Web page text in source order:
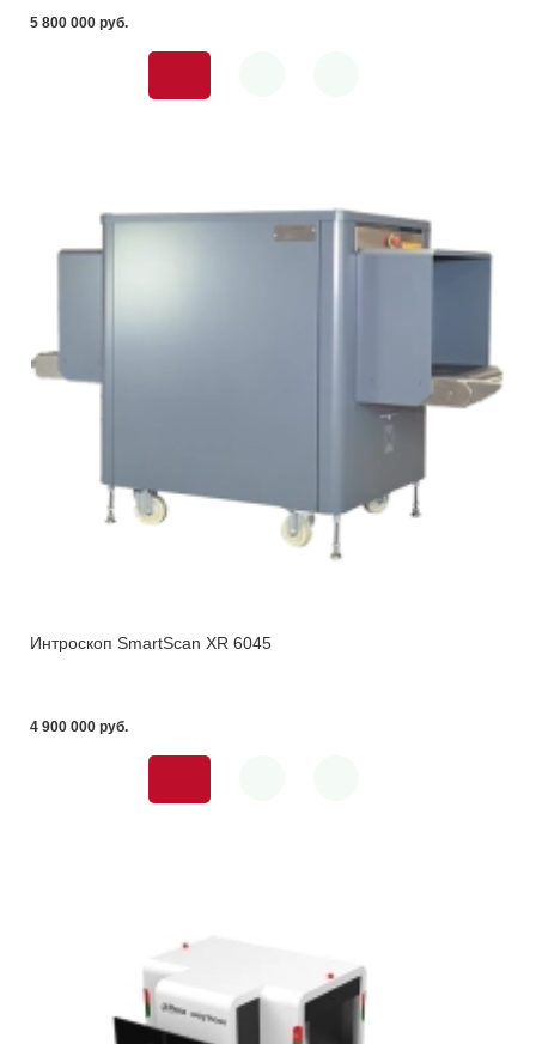
5 800 000 pуб.
Интроскоп SmartScan XR 6045
4 900 000 pуб.